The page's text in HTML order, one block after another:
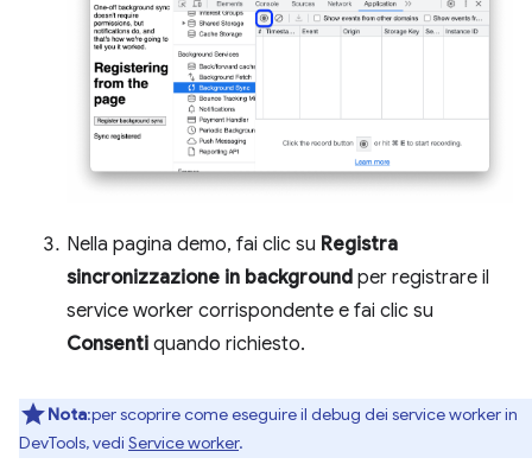
Nella pagina demo, fai clic su Registra
sincronizzazione in background per registrare il
service worker corrispondente e fai clic su
Consenti quando richiesto.
Nota:per scoprire come eseguire il debug dei service worker in
DevTools, vedi Service worker.